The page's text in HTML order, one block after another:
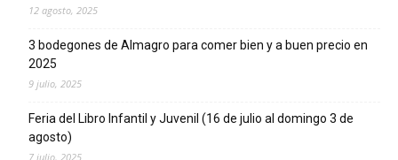
12 agosto, 2025
3 bodegones de Almagro para comer bien y a buen precio en
2025
9 julio, 2025
Feria del Libro Infantil y Juvenil (16 de julio al domingo 3 de
agosto)
7 julio, 2025